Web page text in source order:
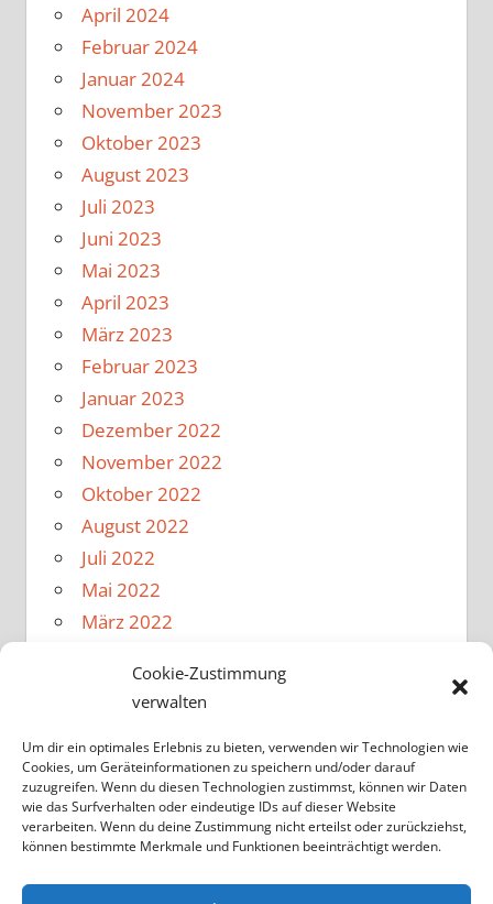
Cookie-Zustimmung
verwalten
Um dir ein optimales Erlebnis zu bieten, verwenden wir Technologien wie
Cookies, um Geräteinformationen zu speichern und/oder darauf
zuzugreifen. Wenn du diesen Technologien zustimmst, können wir Daten
wie das Surfverhalten oder eindeutige IDs auf dieser Website
verarbeiten. Wenn du deine Zustimmung nicht erteilst oder zurückziehst,
können bestimmte Merkmale und Funktionen beeinträchtigt werden.
April 2024
Februar 2024
Januar 2024
November 2023
Oktober 2023
August 2023
Juli 2023
Juni 2023
Mai 2023
April 2023
März 2023
Februar 2023
Januar 2023
Dezember 2022
November 2022
Oktober 2022
August 2022
Juli 2022
Mai 2022
März 2022
Januar 2022
November 2021
Oktober 2021
August 2021
Februar 2020